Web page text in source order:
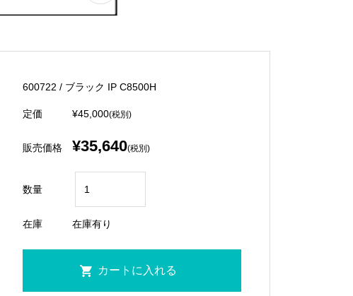
600722 / ブラック IP C8500H
定価 ¥45,000(税別)
販売価格 ¥35,640(税別)
数量
在庫 在庫有り